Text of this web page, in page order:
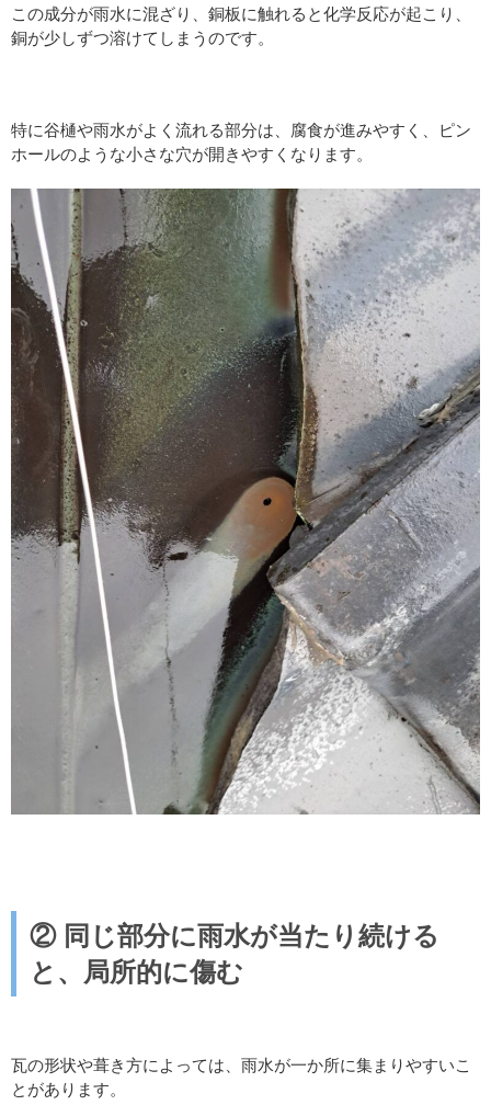
この成分が雨水に混ざり、銅板に触れると化学反応が起こり、
銅が少しずつ溶けてしまうのです。
特に谷樋や雨水がよく流れる部分は、腐食が進みやすく、ピン
ホールのような小さな穴が開きやすくなります。
② 同じ部分に雨水が当たり続ける
と、局所的に傷む
瓦の形状や葺き方によっては、雨水が一か所に集まりやすいこ
とがあります。